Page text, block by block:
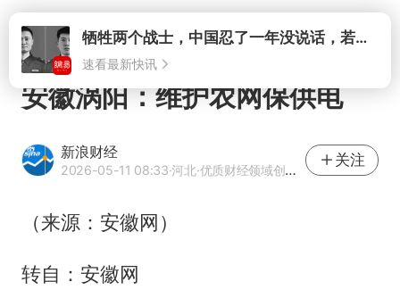
打开牺牲两个战士，中国忍了一年没说话，若菲律宾死了人，他会开战吗
速看最新快讯
安徽涡阳：维护农网保供电
新浪财经
2026-05-11 08:33·河北·优质财经领域创作者
关注
（来源：安徽网）
转自：安徽网